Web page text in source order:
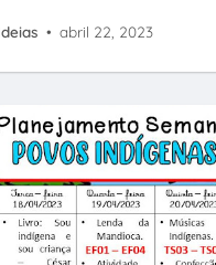
• abril 22, 2023